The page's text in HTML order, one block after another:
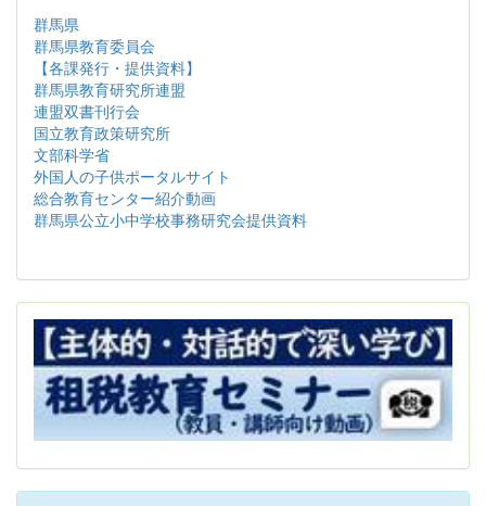
群馬県
群馬県教育委員会
【各課発行・提供資料】
群馬県教育研究所連盟
連盟双書刊行会
国立教育政策研究所
文部科学省
外国人の子供ポータルサイト
総合教育センター紹介動画
群馬県公立小中学校事務研究会提供資料